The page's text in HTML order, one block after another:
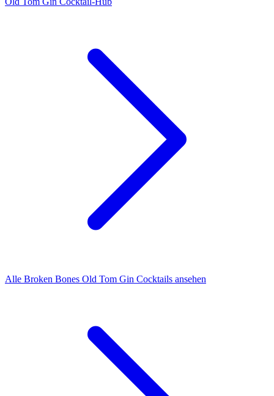
Alle Broken Bones Old Tom Gin Cocktails ansehen